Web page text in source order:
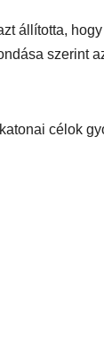
állította,
szerint
célok